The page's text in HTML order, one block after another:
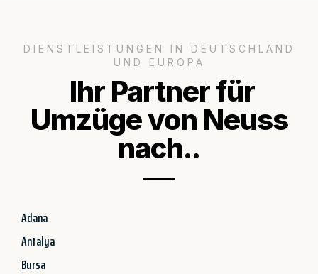
DIENSTLEISTUNGEN IN DEUTSCHLAND
UND EUROPA
Ihr Partner für
Umzüge von Neuss
nach..
Adana
Antalya
Bursa